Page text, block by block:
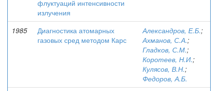
флуктуаций интенсивности
излучения
1985
Диагностика атомарных
газовых сред методом Карс
Александров, Е.Б.;
Ахманов, С.А.;
Гладков, С.М.;
Коротеев, Н.И.;
Кулясов, В.Н.;
Федоров, А.Б.